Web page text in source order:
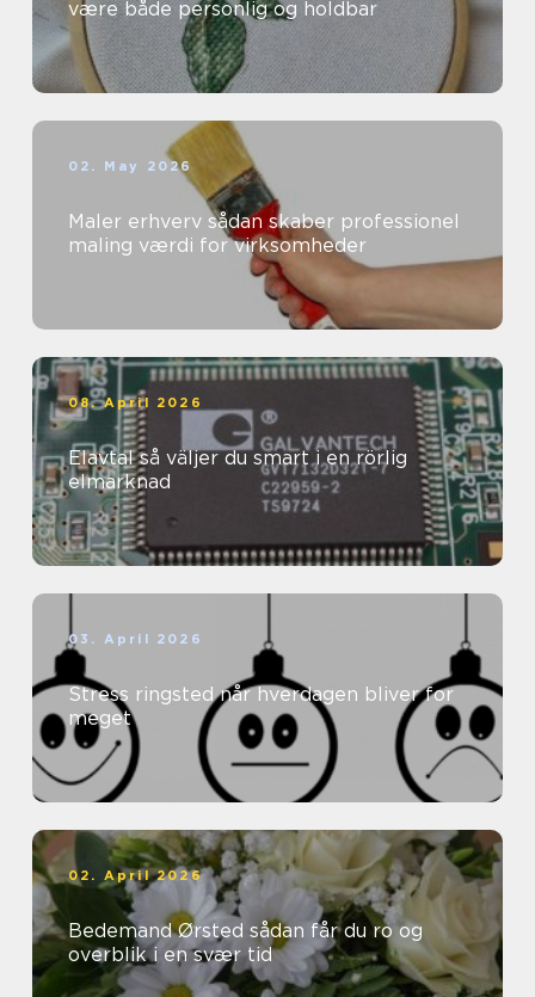
være både personlig og holdbar
02. May 2026
Maler erhverv sådan skaber professionel
maling værdi for virksomheder
08. April 2026
Elavtal så väljer du smart i en rörlig
elmarknad
03. April 2026
Stress ringsted når hverdagen bliver for
meget
02. April 2026
Bedemand Ørsted sådan får du ro og
overblik i en svær tid